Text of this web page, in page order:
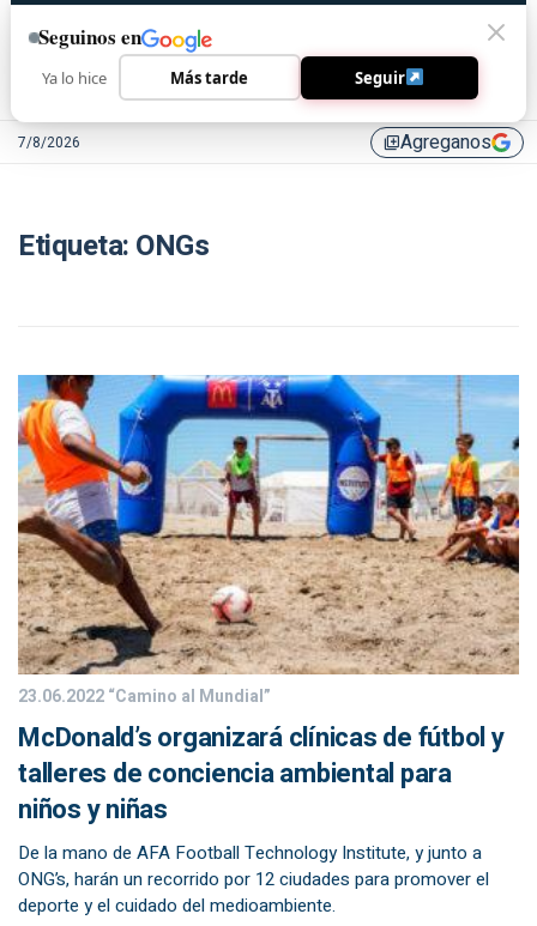
7/8/2026 library_addAgreganos
Etiqueta: ONGs
23.06.2022“Camino al Mundial”
McDonald’s organizará clínicas de fútbol y
talleres de conciencia ambiental para
niños y niñas
De la mano de AFA Football Technology Institute, y junto a
ONG’s, harán un recorrido por 12 ciudades para promover el
deporte y el cuidado del medioambiente.
Seguinos en
Ya lo hice Más tarde Seguir